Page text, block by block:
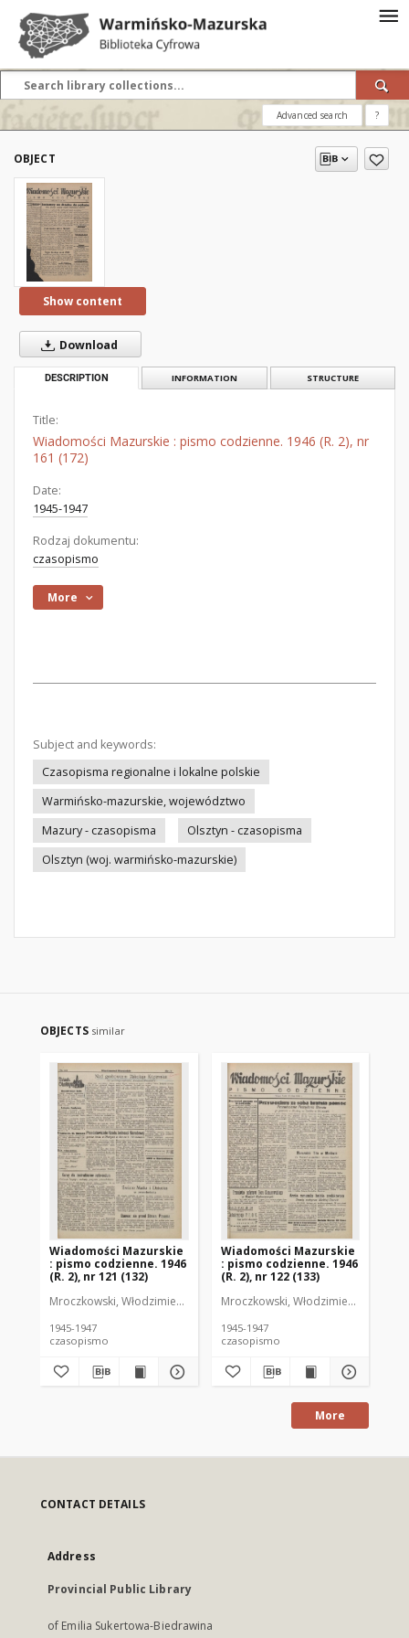
Advanced search ?
OBJECT
Show content
Download
DESCRIPTION INFORMATION STRUCTURE
Title:
Wiadomości Mazurskie : pismo codzienne. 1946 (R. 2), nr
161 (172)
Date:
1945-1947
Rodzaj dokumentu:
czasopismo
More
Subject and keywords:
Czasopisma regionalne i lokalne polskie
Warmińsko-mazurskie, województwo
Mazury - czasopisma
Olsztyn - czasopisma
Olsztyn (woj. warmińsko-mazurskie)
OBJECTS similar
Wiadomości Mazurskie
: pismo codzienne. 1946
(R. 2), nr 121 (132)
Mroczkowski, Włodzimierz (1902-1971). Redaktor
1945-1947
czasopismo
Wiadomości Mazurskie
: pismo codzienne. 1946
(R. 2), nr 122 (133)
Mroczkowski, Włodzimierz (1902-
1945-1947
czasopismo
More
CONTACT DETAILS
Address
Provincial Public Library
of Emilia Sukertowa-Biedrawina